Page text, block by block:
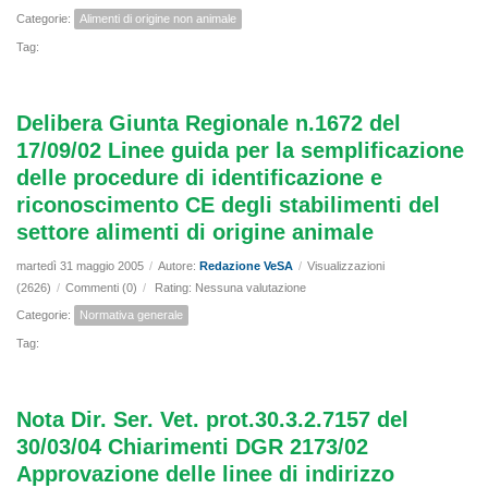
Categorie: Alimenti di origine non animale
Tag:
Delibera Giunta Regionale n.1672 del
17/09/02 Linee guida per la semplificazione
delle procedure di identificazione e
riconoscimento CE degli stabilimenti del
settore alimenti di origine animale
martedì 31 maggio 2005 / Autore: Redazione VeSA / Visualizzazioni
(2626) / Commenti (0) / Rating: Nessuna valutazione
Categorie: Normativa generale
Tag:
Nota Dir. Ser. Vet. prot.30.3.2.7157 del
30/03/04 Chiarimenti DGR 2173/02
Approvazione delle linee di indirizzo